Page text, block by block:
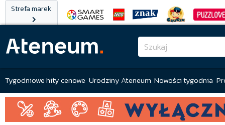
Strefa marek
Tygodniowe hity cenowe Urodziny Ateneum Nowości tygodnia